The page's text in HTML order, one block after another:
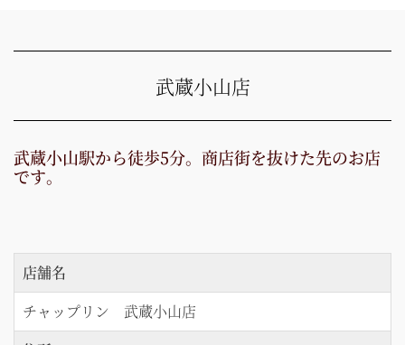
武蔵小山店
武蔵小山駅から徒歩5分。商店街を抜けた先のお店
です。
店舗名
チャップリン 武蔵小山店